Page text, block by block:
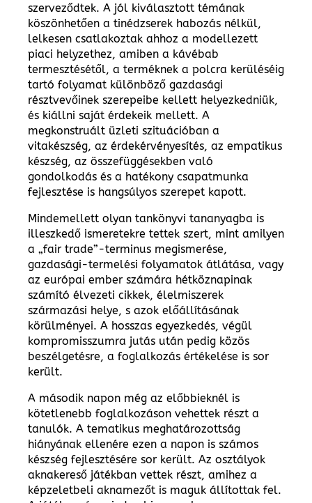
szerveződtek. A jól kiválasztott témának
köszönhetően a tinédzserek habozás nélkül,
lelkesen csatlakoztak ahhoz a modellezett
piaci helyzethez, amiben a kávébab
termesztésétől, a terméknek a polcra kerüléséig
tartó folyamat különböző gazdasági
résztvevőinek szerepeibe kellett helyezkedniük,
és kiállni saját érdekeik mellett. A
megkonstruált üzleti szituációban a
vitakészség, az érdekérvényesítés, az empatikus
készség, az összefüggésekben való
gondolkodás és a hatékony csapatmunka
fejlesztése is hangsúlyos szerepet kapott.
Mindemellett olyan tankönyvi tananyagba is
illeszkedő ismeretekre tettek szert, mint amilyen
a „fair trade”-terminus megismerése,
gazdasági-termelési folyamatok átlátása, vagy
az európai ember számára hétköznapinak
számító élvezeti cikkek, élelmiszerek
származási helye, s azok előállításának
körülményei. A hosszas egyezkedés, végül
kompromisszumra jutás után pedig közös
beszélgetésre, a foglalkozás értékelése is sor
került.
A második napon még az előbbieknél is
kötetlenebb foglalkozáson vehettek részt a
tanulók. A tematikus meghatározottság
hiányának ellenére ezen a napon is számos
készség fejlesztésére sor került. Az osztályok
aknakereső játékban vettek részt, amihez a
képzeletbeli aknamezőt is maguk állítottak fel.